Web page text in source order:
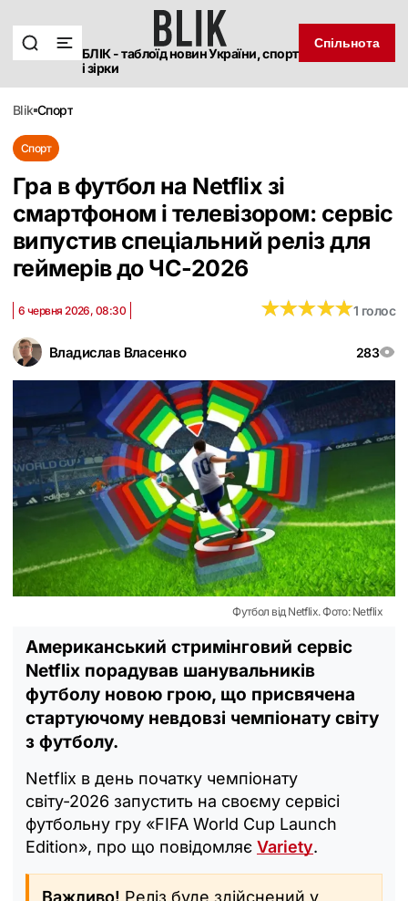
БЛІК - таблоїд новин України, спорт
і зірки
Спільнота
blik спорт
Спорт
Гра в футбол на Netflix зі
смартфоном і телевізором: сервіс
випустив спеціальний реліз для
геймерів до ЧС-2026
Владислав Власенко 283
6 червня 2026, 08:30 ★★★★★
★★★★★1 голос
Футбол від Netflix. Фото: Netflix
Американський стримінговий сервіс
Netflix порадував шанувальників
футболу новою грою, що присвячена
стартуючому невдовзі чемпіонату світу
з футболу.
Netflix в день початку чемпіонату
світу-2026 запустить на своєму сервісі
футбольну гру «FIFA World Cup Launch
Edition», про що повідомляє Variety.
Важливо! Реліз буде здійснений у